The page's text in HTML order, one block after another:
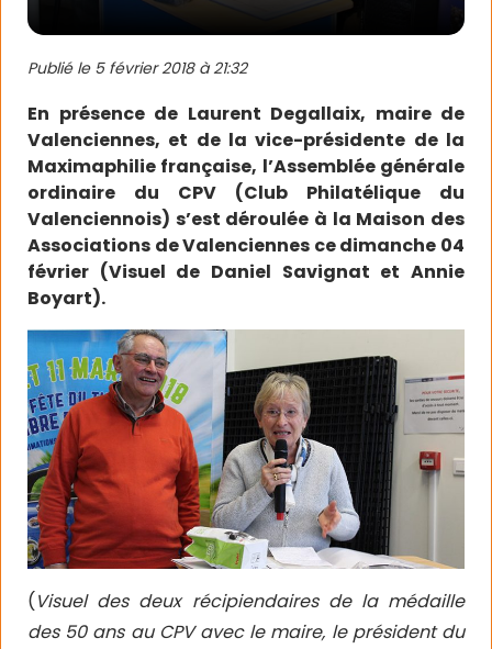
Publié le 5 février 2018 à 21:32
En présence de Laurent Degallaix, maire de
Valenciennes, et de la vice-présidente de la
Maximaphilie française, l’Assemblée générale
ordinaire du CPV (Club Philatélique du
Valenciennois) s’est déroulée à la Maison des
Associations de Valenciennes ce dimanche 04
février (Visuel de Daniel Savignat et Annie
Boyart).
(Visuel des deux récipiendaires de la médaille
des 50 ans au CPV avec le maire, le président du